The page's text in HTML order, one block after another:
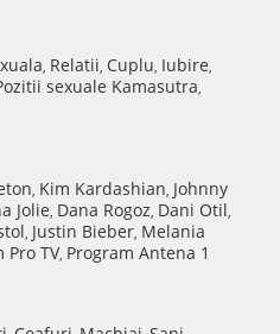
, Relatii, Cuplu, Iubire,
sexuale Kamasutra,
, Kim Kardashian, Johnny
Jolie, Dana Rogoz, Dani Otil,
, Justin Bieber, Melania
Pro TV, Program Antena 1